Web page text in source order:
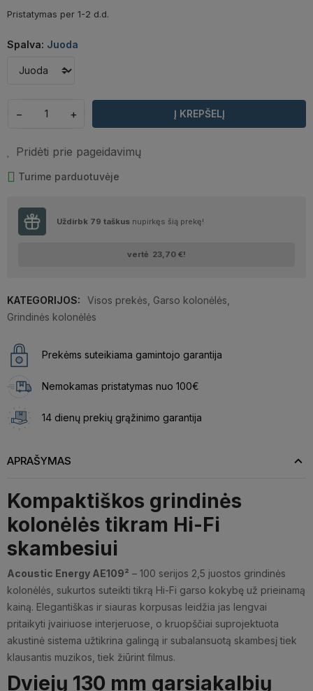
Pristatymas per 1-2 d.d.
Spalva: Juoda
− + Į KREPŠELĮ
Pridėti prie pageidavimų
Turime parduotuvėje
Uždirbk 79 taškus nupirkęs šią prekę!
vertė 23,70 €!
KATEGORIJOS: Visos prekės Garso kolonėlės
Grindinės kolonėlės
Prekėms suteikiama gamintojo garantija
Nemokamas pristatymas nuo 100€
14 dienų prekių grąžinimo garantija
APRAŠYMAS
Kompaktiškos grindinės
kolonėlės tikram Hi-Fi
skambesiui
Acoustic Energy AE109² – 100 serijos 2,5 juostos grindinės
kolonėlės, sukurtos suteikti tikrą Hi-Fi garso kokybę už prieinamą
kainą. Elegantiškas ir siauras korpusas leidžia jas lengvai
pritaikyti įvairiuose interjeruose, o kruopščiai suprojektuota
akustinė sistema užtikrina galingą ir subalansuotą skambesį tiek
klausantis muzikos, tiek žiūrint filmus.
Dviejų 130 mm garsiakalbių